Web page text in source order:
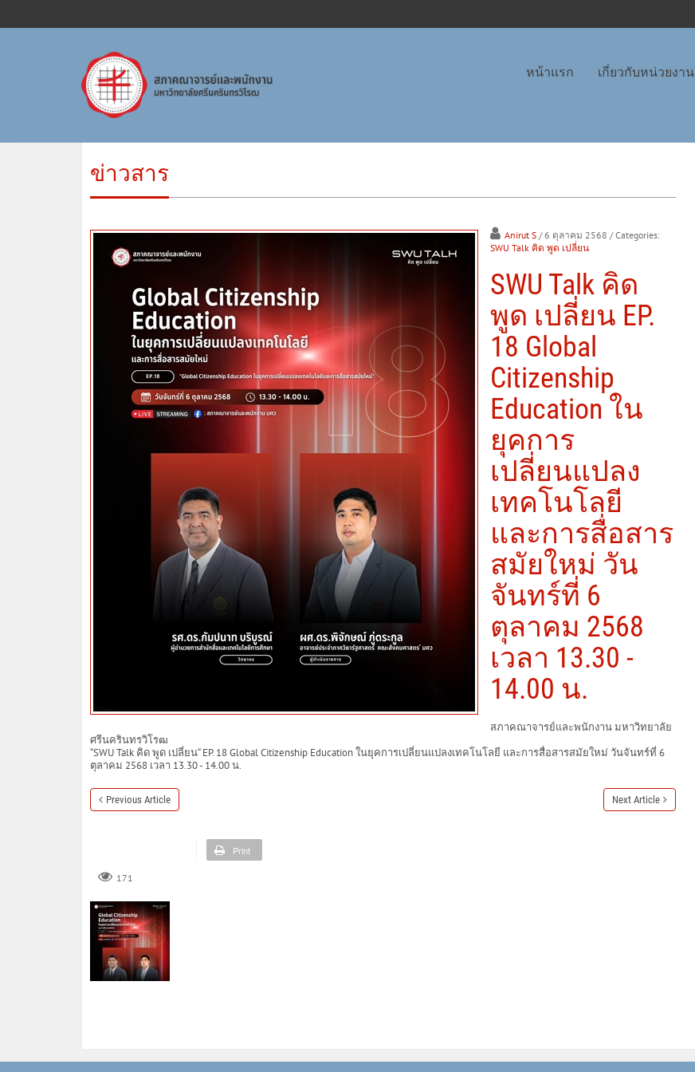
หน้าแรก เกี่ยวกับหน่วยงาน
ข่าวสาร
Anirut S / 6 ตุลาคม 2568 / Categories:
SWU Talk คิด พูด เปลี่ยน
SWU Talk คิด
พูด เปลี่ยน EP.
18 Global
Citizenship
Education ใน
ยุคการ
เปลี่ยนแปลง
เทคโนโลยี
และการสื่อสาร
สมัยใหม่ วัน
จันทร์ที่ 6
ตุลาคม 2568
เวลา 13.30 -
14.00 น.
สภาคณาจารย์และพนักงาน มหาวิทยาลัย
ศรีนครินทรวิโรฒ
“SWU Talk คิด พูด เปลี่ยน“ EP. 18 Global Citizenship Education ในยุคการเปลี่ยนแปลงเทคโนโลยี และการสื่อสารสมัยใหม่ วันจันทร์ที่ 6
ตุลาคม 2568 เวลา 13.30 - 14.00 น.
Previous Article Next Article
Print
171